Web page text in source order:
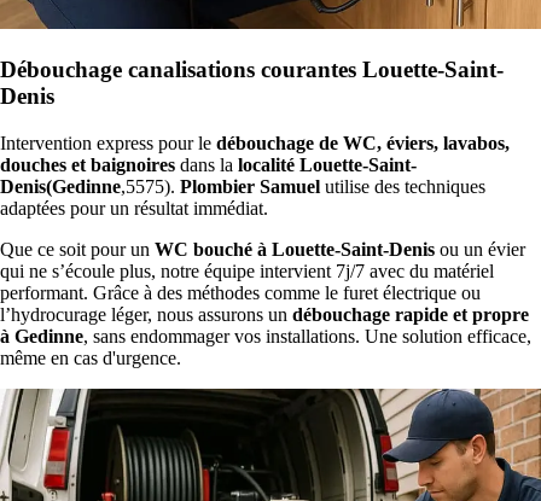
Débouchage canalisations courantes Louette-Saint-
Denis
Intervention express pour le débouchage de WC, éviers, lavabos,
douches et baignoires dans la localité Louette-Saint-
Denis(Gedinne,5575). Plombier Samuel utilise des techniques
adaptées pour un résultat immédiat.
Que ce soit pour un WC bouché à Louette-Saint-Denis ou un évier
qui ne s’écoule plus, notre équipe intervient 7j/7 avec du matériel
performant. Grâce à des méthodes comme le furet électrique ou
l’hydrocurage léger, nous assurons un débouchage rapide et propre
à Gedinne, sans endommager vos installations. Une solution efficace,
même en cas d'urgence.